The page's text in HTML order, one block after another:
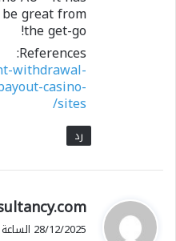
great from
the get-go!
References:
withdrawal-
casino-
sites/
رد
ي
ق
28/12/2025 الساعة 22:29